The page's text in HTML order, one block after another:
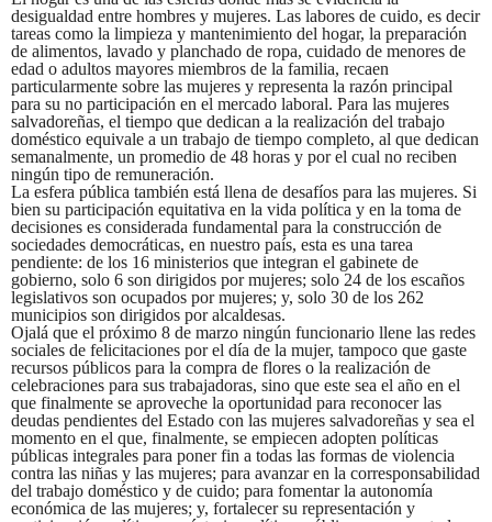
desigualdad entre hombres y mujeres. Las labores de cuido, es decir
tareas como la limpieza y mantenimiento del hogar, la preparación
de alimentos, lavado y planchado de ropa, cuidado de menores de
edad o adultos mayores miembros de la familia, recaen
particularmente sobre las mujeres y representa la razón principal
para su no participación en el mercado laboral. Para las mujeres
salvadoreñas, el tiempo que dedican a la realización del trabajo
doméstico equivale a un trabajo de tiempo completo, al que dedican
semanalmente, un promedio de 48 horas y por el cual no reciben
ningún tipo de remuneración.
La esfera pública también está llena de desafíos para las mujeres. Si
bien su participación equitativa en la vida política y en la toma de
decisiones es considerada fundamental para la construcción de
sociedades democráticas, en nuestro país, esta es una tarea
pendiente: de los 16 ministerios que integran el gabinete de
gobierno, solo 6 son dirigidos por mujeres; solo 24 de los escaños
legislativos son ocupados por mujeres; y, solo 30 de los 262
municipios son dirigidos por alcaldesas.
Ojalá que el próximo 8 de marzo ningún funcionario llene las redes
sociales de felicitaciones por el día de la mujer, tampoco que gaste
recursos públicos para la compra de flores o la realización de
celebraciones para sus trabajadoras, sino que este sea el año en el
que finalmente se aproveche la oportunidad para reconocer las
deudas pendientes del Estado con las mujeres salvadoreñas y sea el
momento en el que, finalmente, se empiecen adopten políticas
públicas integrales para poner fin a todas las formas de violencia
contra las niñas y las mujeres; para avanzar en la corresponsabilidad
del trabajo doméstico y de cuido; para fomentar la autonomía
económica de las mujeres; y, fortalecer su representación y